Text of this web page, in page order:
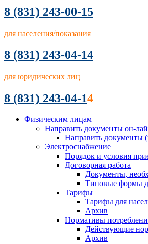
8 (831) 243-00-15
для населения/показания
8 (831) 243-04-14
для юридических лиц
8 (831) 243-04-14
Физическим лицам
Направить документы он-
Направить документы
Электроснабжение
Порядок и условия
Договорная работа
Документы,
Типовые формы
Тарифы
Тарифы для
Архив
Нормативы
Действующие
Архив